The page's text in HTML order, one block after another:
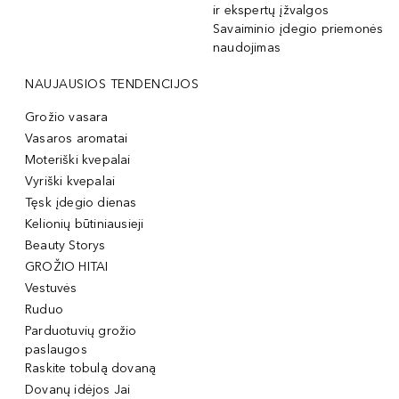
ir ekspertų įžvalgos
Savaiminio įdegio priemonės
naudojimas
NAUJAUSIOS TENDENCIJOS
Grožio vasara
Vasaros aromatai
Moteriški kvepalai
Vyriški kvepalai
Tęsk įdegio dienas
Kelionių būtiniausieji
Beauty Storys
GROŽIO HITAI
Vestuvės
Ruduo
Parduotuvių grožio
paslaugos
Raskite tobulą dovaną
Dovanų idėjos Jai